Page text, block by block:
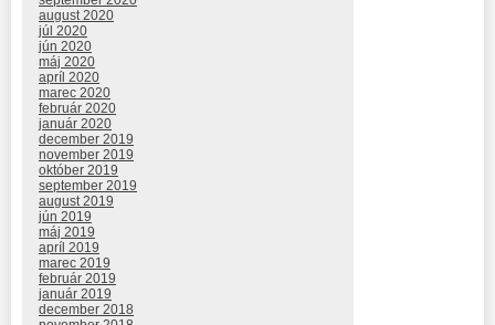
august 2020
júl 2020
jún 2020
máj 2020
apríl 2020
marec 2020
február 2020
január 2020
december 2019
november 2019
október 2019
september 2019
august 2019
jún 2019
máj 2019
apríl 2019
marec 2019
február 2019
január 2019
december 2018